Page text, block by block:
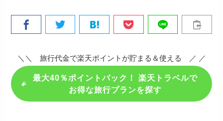
＼＼ 旅行代金で楽天ポイントが貯まる＆使える ／ ／
最大40％ポイントバック！ 楽天トラベルで
お得な旅行プランを探す